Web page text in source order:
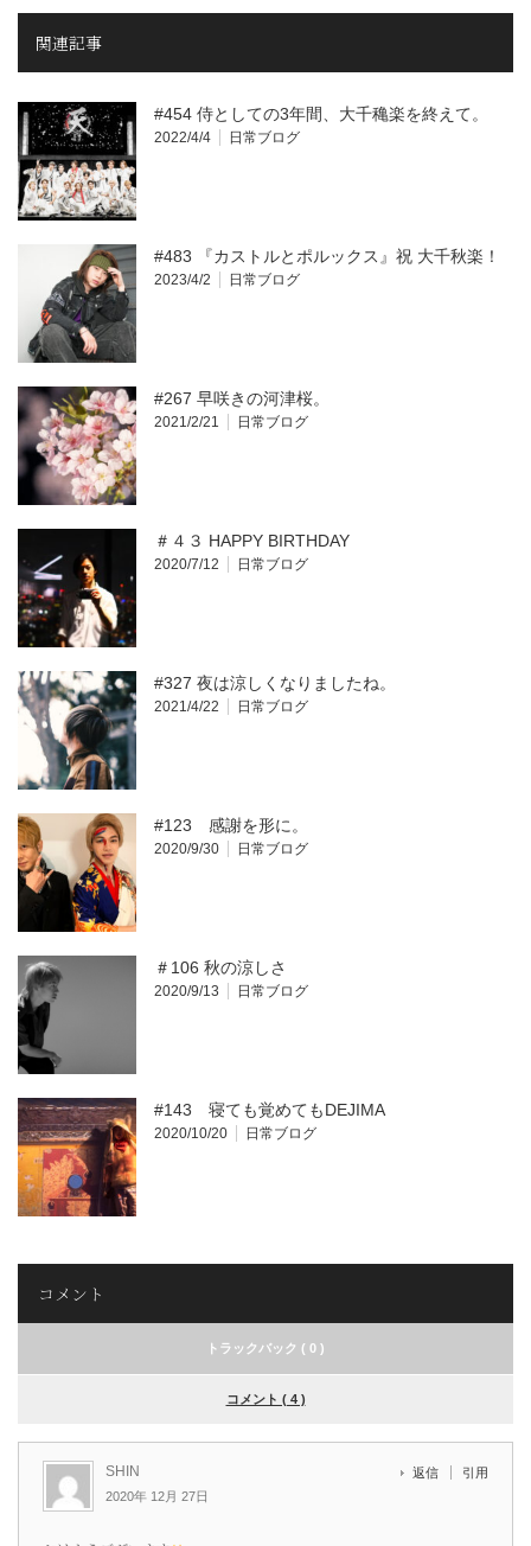
関連記事
#454 侍としての3年間、大千穐楽を終えて。
2022/4/4 日常ブログ
#483 『カストルとポルックス』祝 大千秋楽！
2023/4/2 日常ブログ
#267 早咲きの河津桜。
2021/2/21 日常ブログ
＃４３ HAPPY BIRTHDAY
2020/7/12 日常ブログ
#327 夜は涼しくなりましたね。
2021/4/22 日常ブログ
#123 感謝を形に。
2020/9/30 日常ブログ
＃106 秋の涼しさ
2020/9/13 日常ブログ
#143 寝ても覚めてもDEJIMA
2020/10/20 日常ブログ
コメント
トラックバック ( 0 )
コメント ( 4 )
SHIN
2020年 12月 27日
返信 引用